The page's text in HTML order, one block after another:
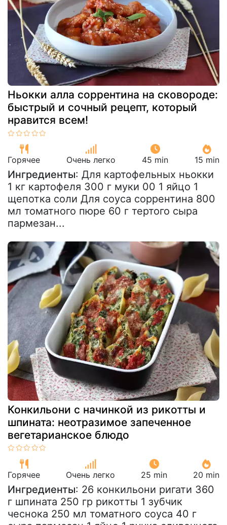
Ньокки алла соррентина на сковороде:
быстрый и сочный рецепт, который
нравится всем!
Горячее Очень легко 45 min 15 min
Ингредиенты: Для картофельных ньокки
1 кг картофеля 300 г муки 00 1 яйцо 1
щепотка соли Для соуса соррентина 800
мл томатного пюре 60 г тертого сыра
пармезан...
Конкильони с начинкой из рикотты и
шпината: неотразимое запеченное
вегетарианское блюдо
Горячее Очень легко 25 min 20 min
Ингредиенты: 26 конкильони ригати 360
г шпината 250 гр рикотты 1 зубчик
чеснока 250 мл томатного соуса 40 г